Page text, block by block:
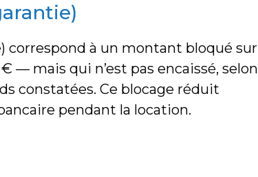
correspond à un montant bloqué sur
— mais qui n’est pas encaissé, selon
constatées. Ce blocage réduit
pendant la location.